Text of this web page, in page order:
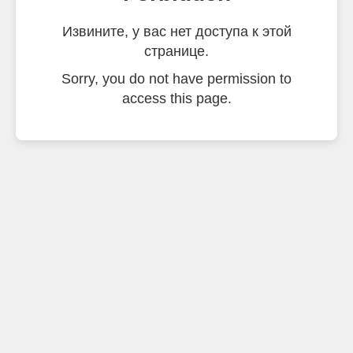
Извините, у вас нет доступа к этой
странице.
Sorry, you do not have permission to
access this page.